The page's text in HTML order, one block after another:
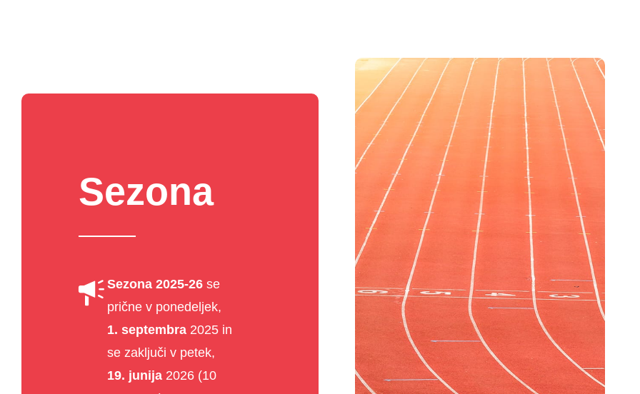
Sezona
Sezona 2025-26se
prične v ponedeljek,
1. septembra 2025 in
se zaključi v petek,
19. junija2026 (10